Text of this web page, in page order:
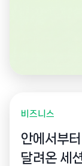
비즈니스
안에서부
달려온 세션